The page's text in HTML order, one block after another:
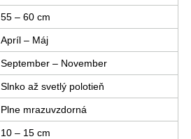
55 – 60 cm
Apríl – Máj
September – November
Slnko až svetlý polotieň
Plne mrazuvzdorná
10 – 15 cm